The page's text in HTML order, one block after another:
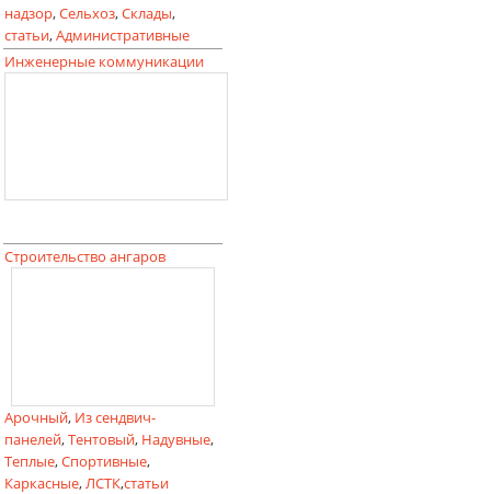
надзор,Сельхоз,Склады,
статьи,Административные
Инженерные коммуникации
Строительство ангаров
Арочный, Из сендвич-
панелей,Тентовый, Надувные,
Теплые,Спортивные,
Каркасные,ЛСТК,статьи